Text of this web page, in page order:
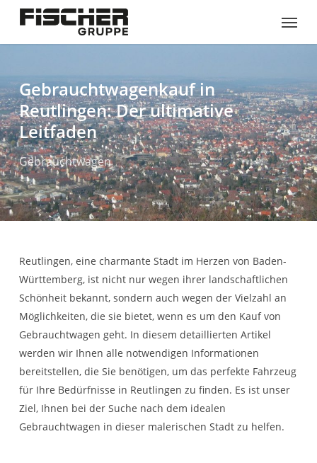
main
Menu
Gebrauchtwagenkauf in
Reutlingen: Der ultimative
Leitfaden
Gebrauchtwagen
Reutlingen, eine charmante Stadt im Herzen von Baden-
Württemberg, ist nicht nur wegen ihrer landschaftlichen
Schönheit bekannt, sondern auch wegen der Vielzahl an
Möglichkeiten, die sie bietet, wenn es um den Kauf von
Gebrauchtwagen geht. In diesem detaillierten Artikel
werden wir Ihnen alle notwendigen Informationen
bereitstellen, die Sie benötigen, um das perfekte Fahrzeug
für Ihre Bedürfnisse in Reutlingen zu finden. Es ist unser
Ziel, Ihnen bei der Suche nach dem idealen
Gebrauchtwagen in dieser malerischen Stadt zu helfen.